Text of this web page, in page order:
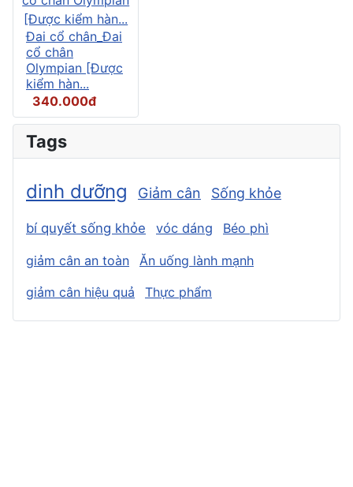
Đai cổ chân_Đai
cổ chân
Olympian [Được
kiểm hàn...
340.000đ
Tags
dinh dưỡng Giảm cân Sống khỏe
bí quyết sống khỏe vóc dáng Béo phì
giảm cân an toàn
Ăn uống lành mạnh
giảm cân hiệu quả
Thực phẩm